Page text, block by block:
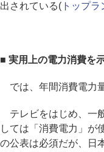
出されている(トップラ
■ 実用上の電力消費を
では、年間消費電力
テレビをはじめ、一
しては「消費電力」が
の公表は必須だが、日